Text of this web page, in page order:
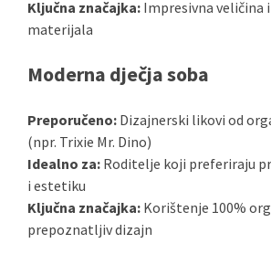
Ključna značajka: Impresivna veličina
materijala
Moderna dječja soba
Preporučeno: Dizajnerski likovi od
(npr. Trixie Mr. Dino)
Idealno za: Roditelje koji preferiraju
i estetiku
Ključna značajka: Korištenje 100%
prepoznatljiv dizajn